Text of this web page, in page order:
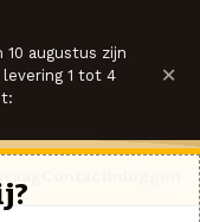
10 augustus zijn
1 tot 4
×